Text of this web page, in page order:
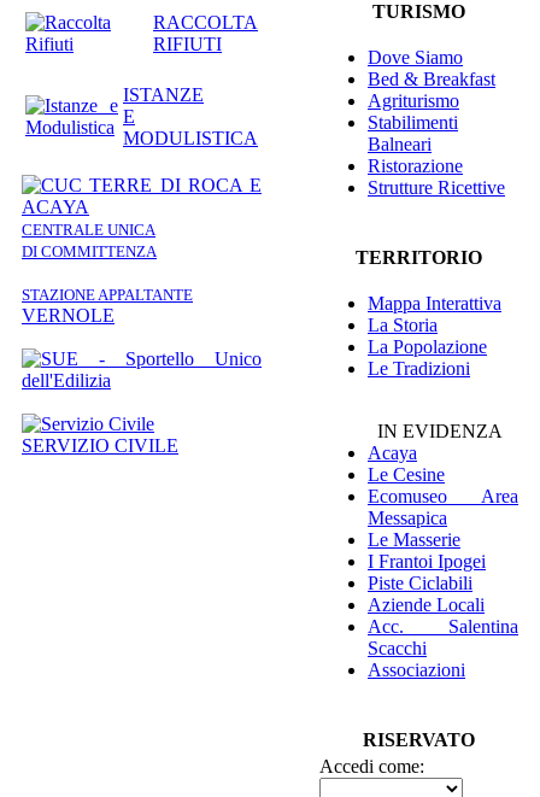
RACCOLTA
RIFIUTI
ISTANZE
E
MODULISTICA
CENTRALE UNICA
DI COMMITTENZA
STAZIONE APPALTANTE
VERNOLE
SERVIZIO CIVILE
TURISMO
Dove Siamo
Bed & Breakfast
Agriturismo
Stabilimenti
Balneari
Ristorazione
Strutture Ricettive
TERRITORIO
Mappa Interattiva
La Storia
La Popolazione
Le Tradizioni
IN EVIDENZA
Acaya
Le Cesine
Ecomuseo Area
Messapica
Le Masserie
I Frantoi Ipogei
Piste Ciclabili
Aziende Locali
Acc. Salentina
Scacchi
Associazioni
RISERVATO
Accedi come: